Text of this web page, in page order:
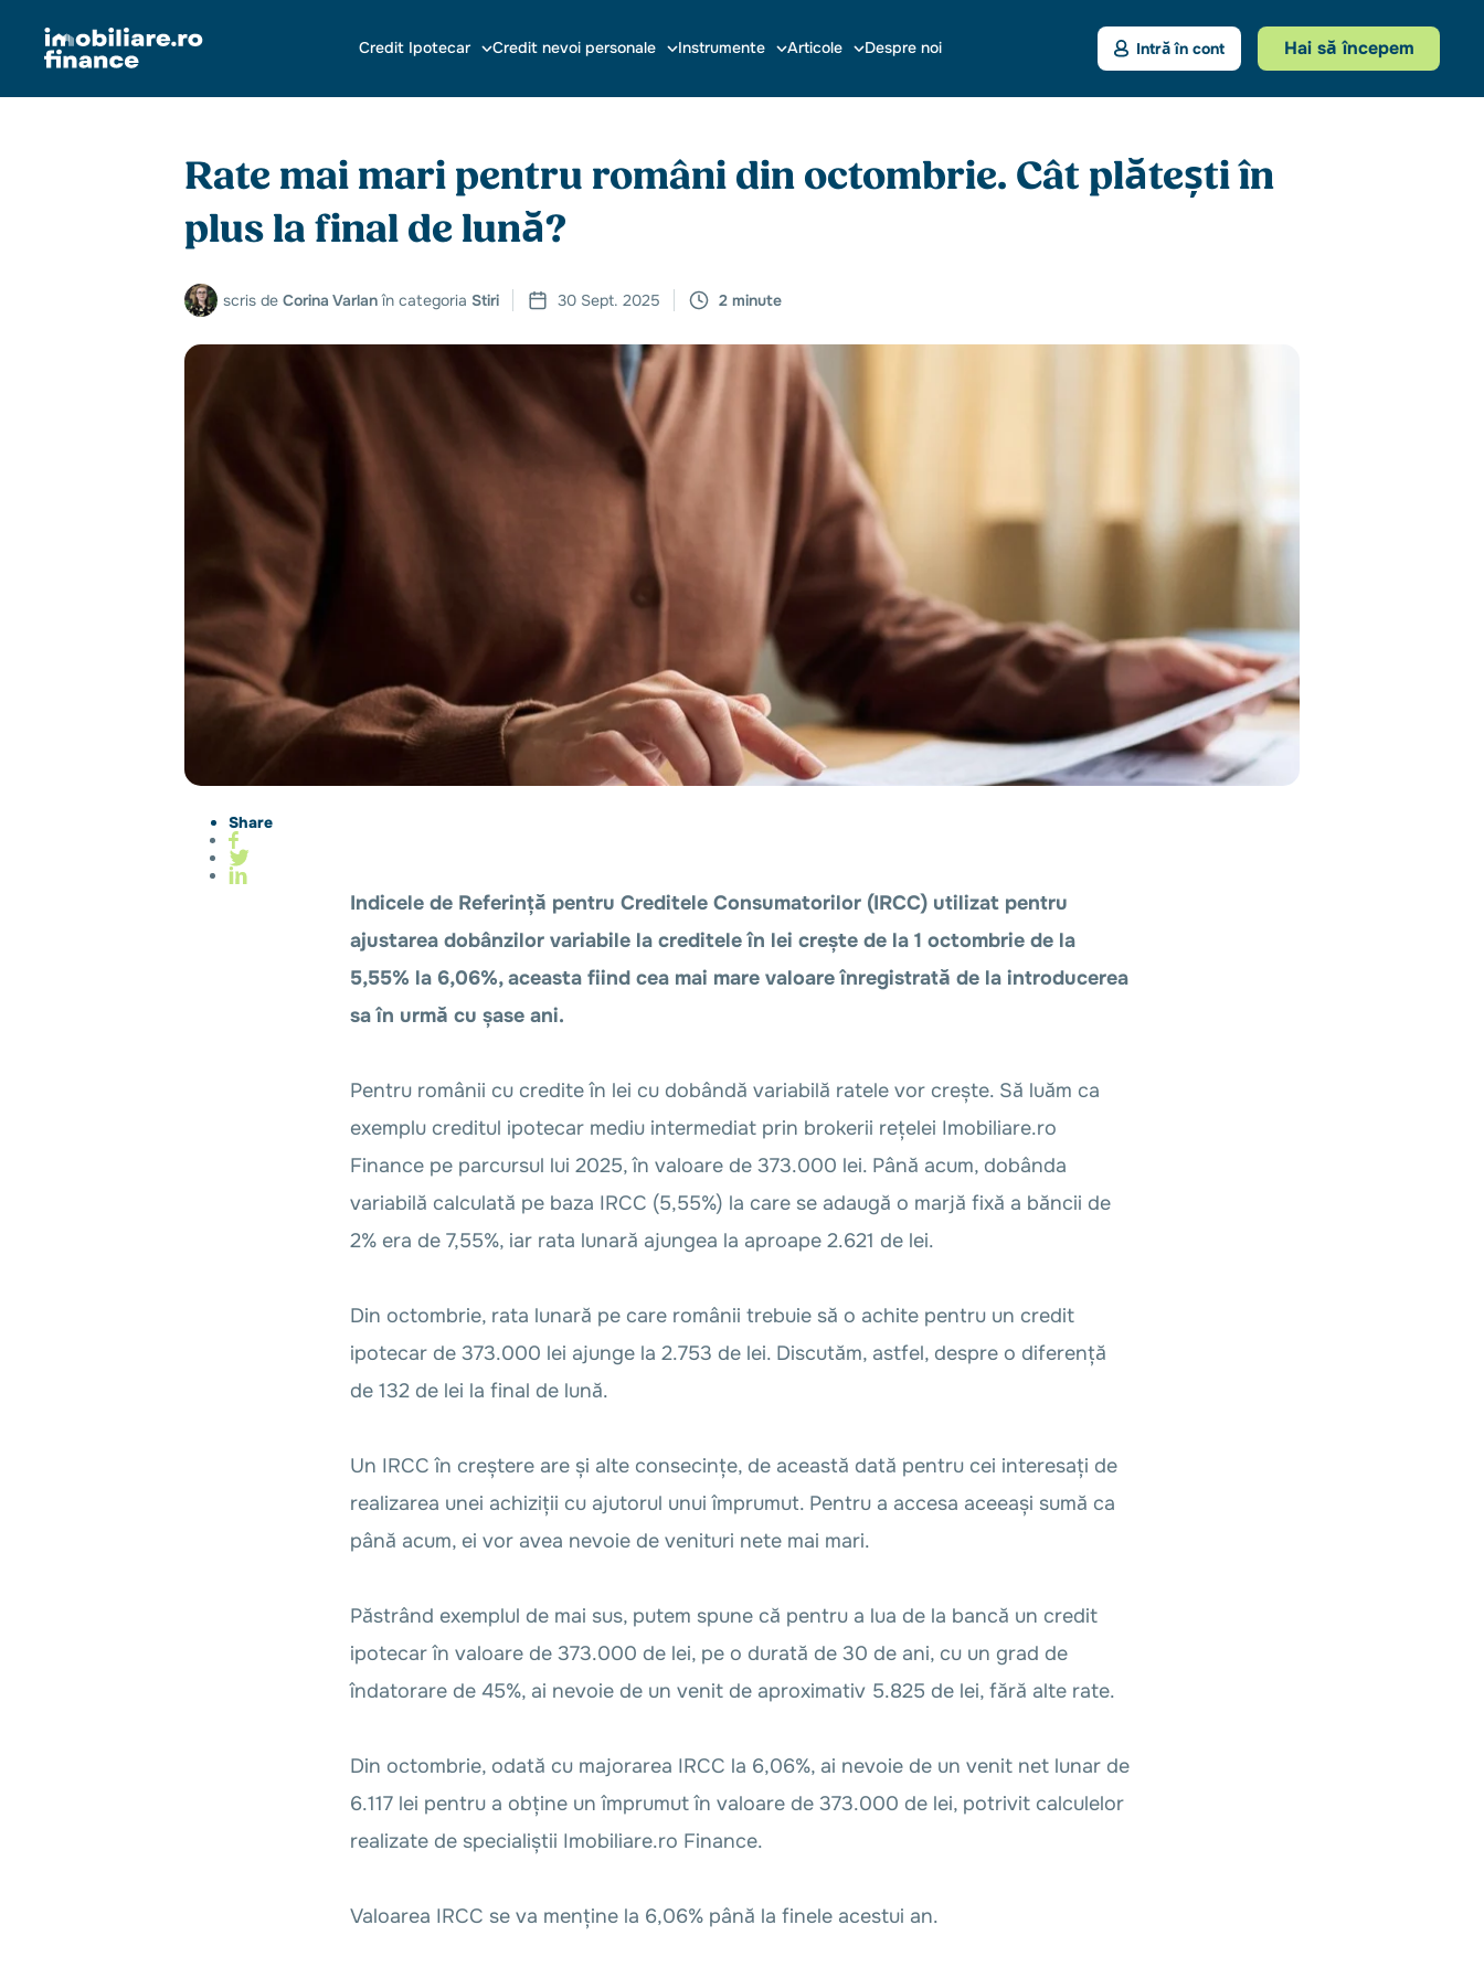
Credit Ipotecar Credit nevoi personale Instrumente Articole Despre noi Intră în cont Hai să începem
Rate mai mari pentru români din octombrie. Cât plătești în
plus la final de lună?
scris de Corina Varlanîn categoria Stiri 30 Sept. 2025 2 minute
Share
Indicele de Referință pentru Creditele Consumatorilor (IRCC) utilizat pentru
ajustarea dobânzilor variabile la creditele în lei crește de la 1 octombrie de la
5,55% la 6,06%, aceasta fiind cea mai mare valoare înregistrată de la introducerea
sa în urmă cu șase ani.
Pentru românii cu credite în lei cu dobândă variabilă ratele vor crește. Să luăm ca
exemplu creditul ipotecar mediu intermediat prin brokerii rețelei Imobiliare.ro
Finance pe parcursul lui 2025, în valoare de 373.000 lei. Până acum, dobânda
variabilă calculată pe baza IRCC (5,55%) la care se adaugă o marjă fixă a băncii de
2% era de 7,55%, iar rata lunară ajungea la aproape 2.621 de lei.
Din octombrie, rata lunară pe care românii trebuie să o achite pentru un credit
ipotecar de 373.000 lei ajunge la 2.753 de lei. Discutăm, astfel, despre o diferență
de 132 de lei la final de lună.
Un IRCC în creștere are și alte consecințe, de această dată pentru cei interesați de
realizarea unei achiziții cu ajutorul unui împrumut. Pentru a accesa aceeași sumă ca
până acum, ei vor avea nevoie de venituri nete mai mari.
Păstrând exemplul de mai sus, putem spune că pentru a lua de la bancă un credit
ipotecar în valoare de 373.000 de lei, pe o durată de 30 de ani, cu un grad de
îndatorare de 45%, ai nevoie de un venit de aproximativ 5.825 de lei, fără alte rate.
Din octombrie, odată cu majorarea IRCC la 6,06%, ai nevoie de un venit net lunar de
6.117 lei pentru a obține un împrumut în valoare de 373.000 de lei, potrivit calculelor
realizate de specialiștii Imobiliare.ro Finance.
Valoarea IRCC se va menține la 6,06% până la finele acestui an.